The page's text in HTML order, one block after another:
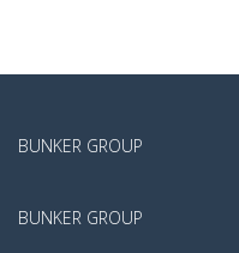
BUNKER GROUP
BUNKER GROUP